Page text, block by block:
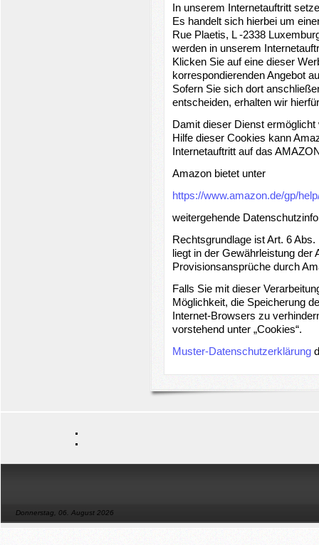
In unserem Internetauftritt
Es handelt sich hierbei um
Rue Plaetis, L -2338
werden in unserem
Klicken Sie auf eine dieser
korrespondierenden Angebot
Sofern Sie sich dort
entscheiden, erhalten wir
Damit dieser Dienst
Hilfe dieser Cookies kann
Internetauftritt auf das
Amazon bietet unter
https://www.amazon.de/gp/
weitergehende
Rechtsgrundlage ist Art. 6
liegt in der Gewährleistung
Provisionsansprüche durch
Falls Sie mit dieser
Möglichkeit, die Speicherung
Internet-Browsers zu
vorstehend unter „Cookies“.
Muster-Datenschutzerklärung
Donnerstag, 06. August 2026